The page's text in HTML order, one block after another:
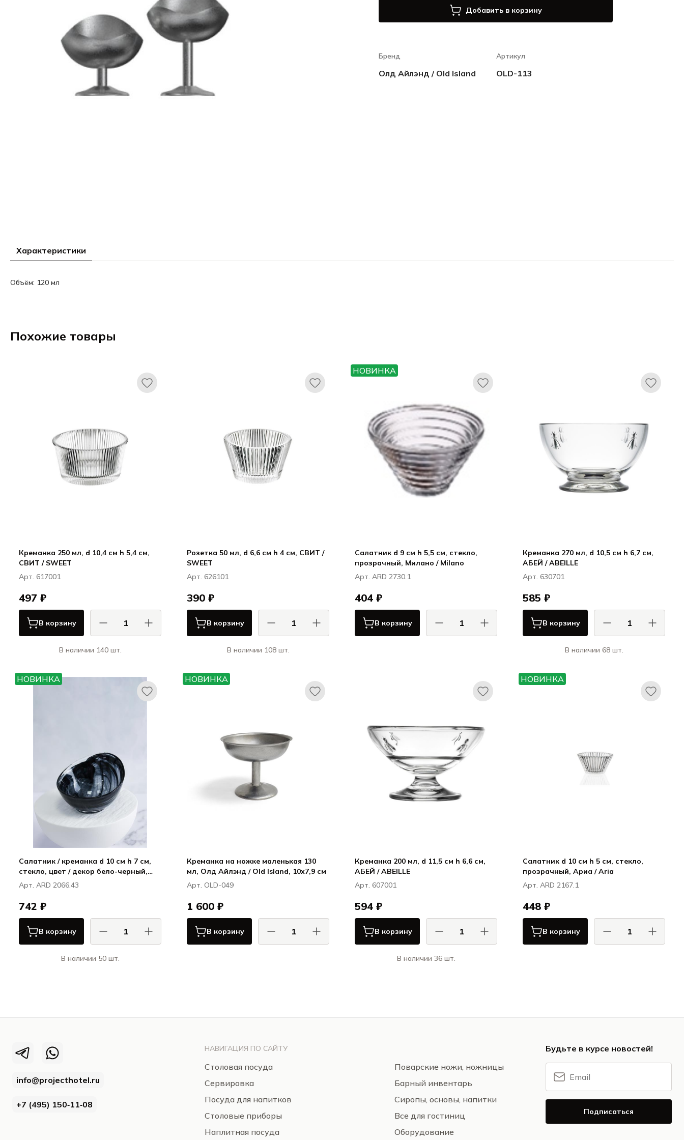
Добавить в корзину
Бренд
Олд Айлэнд / Old Island
Артикул
OLD-113
Характеристики
Объём: 120 мл
Похожие товары
Креманка 250 мл, d 10,4 см h 5,4 см,
СВИТ / SWEET
Арт. 617001
497 ₽
В корзину
В наличии 140 шт.
Розетка 50 мл, d 6,6 см h 4 см, СВИТ /
SWEET
Арт. 626101
390 ₽
В корзину
В наличии 108 шт.
НОВИНКА
Салатник d 9 см h 5,5 см, стекло,
прозрачный, Милано / Milano
Арт. ARD 2730.1
404 ₽
В корзину
Креманка 270 мл, d 10,5 см h 6,7 см,
АБЕЙ / ABEILLE
Арт. 630701
585 ₽
В корзину
В наличии 68 шт.
НОВИНКА
Салатник / креманка d 10 см h 7 см,
стекло, цвет / декор бело-черный,
Хиллс / Hills
Арт. ARD 2066.43
742 ₽
В корзину
В наличии 50 шт.
НОВИНКА
Креманка на ножке маленькая 130
мл, Олд Айлэнд / Old Island, 10x7,9 см
Арт. OLD-049
1 600 ₽
В корзину
Креманка 200 мл, d 11,5 см h 6,6 см,
АБЕЙ / ABEILLE
Арт. 607001
594 ₽
В корзину
В наличии 36 шт.
НОВИНКА
Салатник d 10 см h 5 см, стекло,
прозрачный, Ариа / Aria
Арт. ARD 2167.1
448 ₽
В корзину
info@projecthotel.ru
+7 (495) 150‑11‑08
НАВИГАЦИЯ ПО САЙТУ
Столовая посуда
Сервировка
Посуда для напитков
Столовые приборы
Наплитная посуда
Поварские ножи, ножницы
Барный инвентарь
Сиропы, основы, напитки
Все для гостиниц
Оборудование
Будьте в курсе новостей!
Подписаться